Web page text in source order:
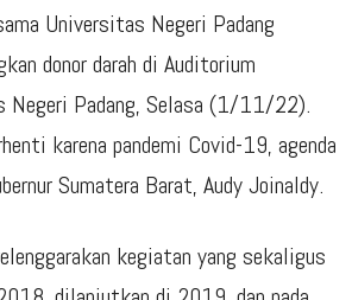
Universitas Negeri Padang
donor darah di Auditorium
Negeri Padang, Selasa (1/11/22).
karena pandemi Covid-19, agenda
Sumatera Barat, Audy Joinaldy.
kegiatan yang sekaligus